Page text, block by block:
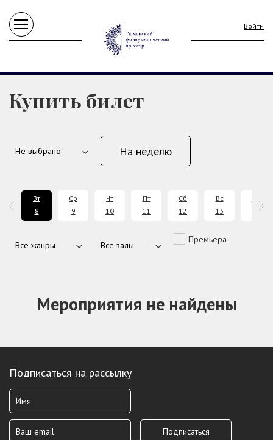
Войти
Купить билет
На неделю
Вт
8
Ср
9
Чт
10
Пт
11
Сб
12
Вс
13
14
Премьера
Мероприятия не найдены
Подписаться на рассылку